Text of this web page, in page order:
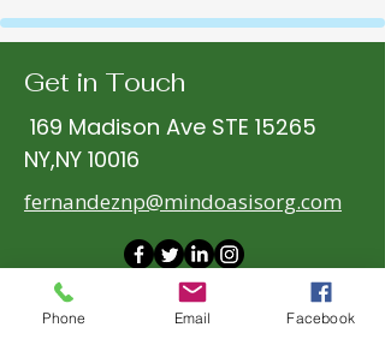
Get in Touch
169 Madison Ave STE 15265
NY,NY 10016
fernandeznp@mindoasisorg.com
Phone Email Facebook